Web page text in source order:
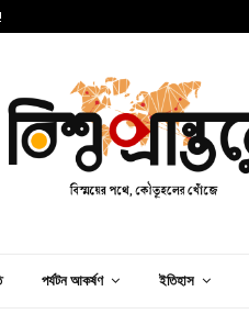
পর্যটন আকর্ষণ ইতিহাস